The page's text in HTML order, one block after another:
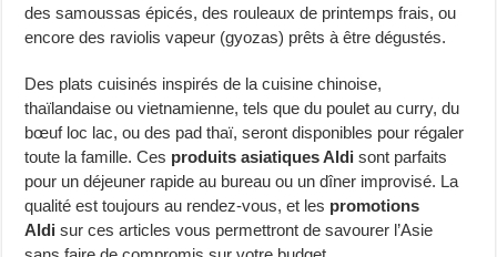
des samoussas épicés, des rouleaux de printemps frais, ou
encore des raviolis vapeur (gyozas) prêts à être dégustés.
Des plats cuisinés inspirés de la cuisine chinoise,
thaïlandaise ou vietnamienne, tels que du poulet au curry, du
bœuf loc lac, ou des pad thaï, seront disponibles pour régaler
toute la famille. Ces produits asiatiques Aldi sont parfaits
pour un déjeuner rapide au bureau ou un dîner improvisé. La
qualité est toujours au rendez-vous, et les promotions
Aldi sur ces articles vous permettront de savourer l’Asie